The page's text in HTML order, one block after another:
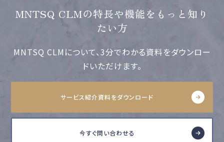
MNTSQ CLMの特長や機能をもっと知り
たい方
MNTSQ CLMについて、3分でわかる資料をダウンロー
ドいただけます。
サービス紹介資料をダウンロード
今すぐ問い合わせる